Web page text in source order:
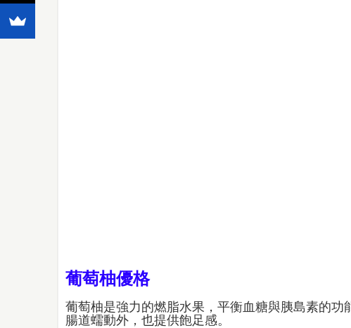
葡萄柚優格
葡萄柚是強力的燃脂水果，平衡血糖與胰島素的
腸道蠕動外，也提供飽足感。